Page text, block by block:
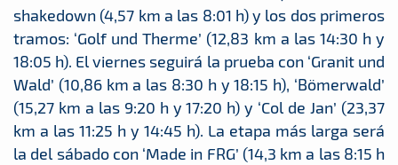
shakedown (4,57 km a las 8:01 h) y los dos primeros
tramos: ‘Golf und Therme’ (12,83 km a las 14:30 h y
18:05 h). El viernes seguirá la prueba con ‘Granit und
Wald’ (10,86 km a las 8:30 h y 18:15 h), ‘Bömerwald’
(15,27 km a las 9:20 h y 17:20 h) y ‘Col de Jan’ (23,37
km a las 11:25 h y 14:45 h). La etapa más larga será
la del sábado con ‘Made in FRG’ (14,3 km a las 8:15 h